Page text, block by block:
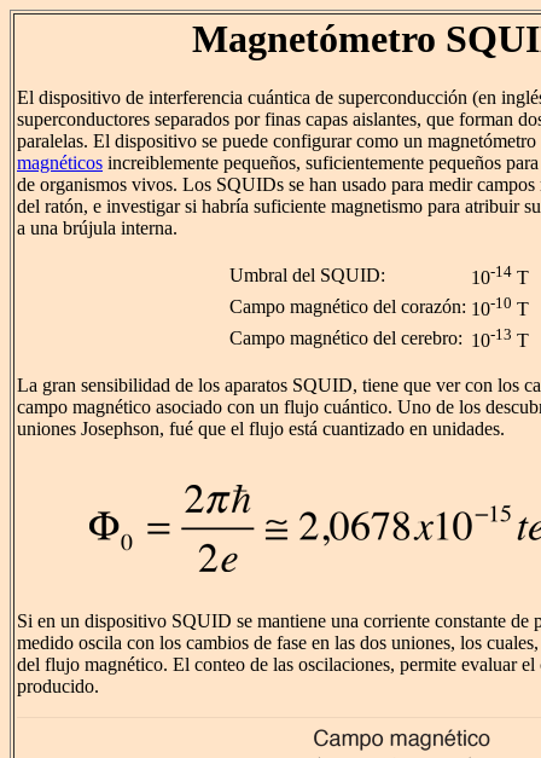
Magnetómetro
El dispositivo de interferencia cuántica de superconducción (en
superconductores separados por finas capas aislantes, que forman
paralelas. El dispositivo se puede configurar como un
magnéticos increiblemente pequeños, suficientemente pequeños
de organismos vivos. Los SQUIDs se han usado para medir campos
del ratón, e investigar si habría suficiente magnetismo para atribuir
a una brújula interna.
Umbral del SQUID: 10-14 T
Campo magnético del corazón: 10-10 T
Campo magnético del cerebro: 10-13 T
La gran sensibilidad de los aparatos SQUID, tiene que ver con los
campo magnético asociado con un flujo cuántico. Uno de los
uniones Josephson, fué que el flujo está cuantizado en unidades.
Si en un dispositivo SQUID se mantiene una corriente constante de
medido oscila con los cambios de fase en las dos uniones, los
del flujo magnético. El conteo de las oscilaciones, permite evaluar
producido.